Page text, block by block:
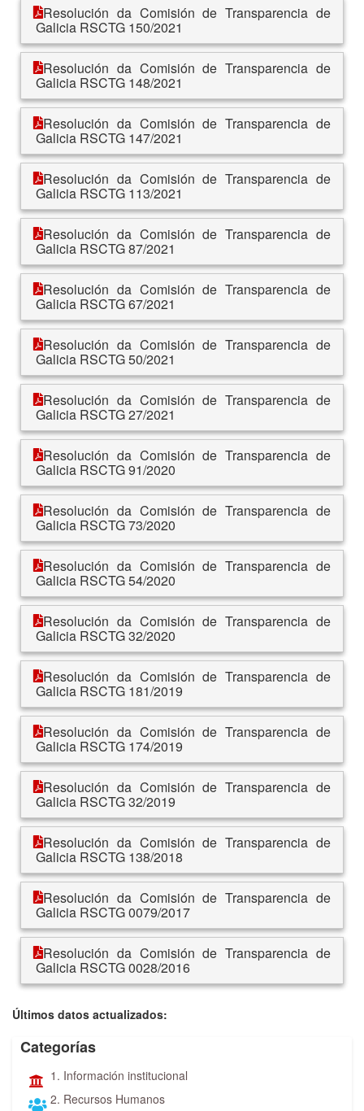
Resolución da Comisión de Transparencia de
Galicia RSCTG 150/2021
Resolución da Comisión de Transparencia de
Galicia RSCTG 148/2021
Resolución da Comisión de Transparencia de
Galicia RSCTG 147/2021
Resolución da Comisión de Transparencia de
Galicia RSCTG 113/2021
Resolución da Comisión de Transparencia de
Galicia RSCTG 87/2021
Resolución da Comisión de Transparencia de
Galicia RSCTG 67/2021
Resolución da Comisión de Transparencia de
Galicia RSCTG 50/2021
Resolución da Comisión de Transparencia de
Galicia RSCTG 27/2021
Resolución da Comisión de Transparencia de
Galicia RSCTG 91/2020
Resolución da Comisión de Transparencia de
Galicia RSCTG 73/2020
Resolución da Comisión de Transparencia de
Galicia RSCTG 54/2020
Resolución da Comisión de Transparencia de
Galicia RSCTG 32/2020
Resolución da Comisión de Transparencia de
Galicia RSCTG 181/2019
Resolución da Comisión de Transparencia de
Galicia RSCTG 174/2019
Resolución da Comisión de Transparencia de
Galicia RSCTG 32/2019
Resolución da Comisión de Transparencia de
Galicia RSCTG 138/2018
Resolución da Comisión de Transparencia de
Galicia RSCTG 0079/2017
Resolución da Comisión de Transparencia de
Galicia RSCTG 0028/2016
Últimos datos actualizados:
Categorías
1. Información institucional
2. Recursos Humanos